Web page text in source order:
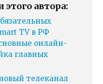
автора:
TV в РФ
онлайн-
главных
телеканал